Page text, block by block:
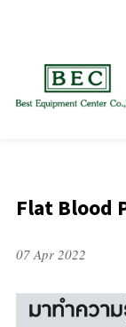
Flat Blood
07 Apr 2022